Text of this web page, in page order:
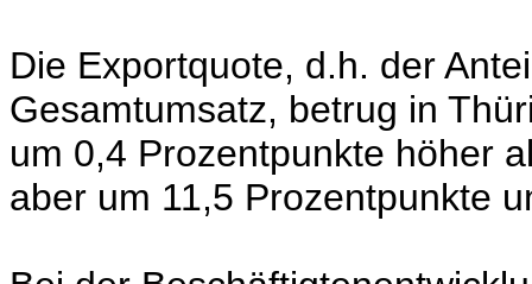
Die Exportquote, d.h. der
Gesamtumsatz, betrug in
um 0,4 Prozentpunkte höher
aber um 11,5 Prozentpunkte